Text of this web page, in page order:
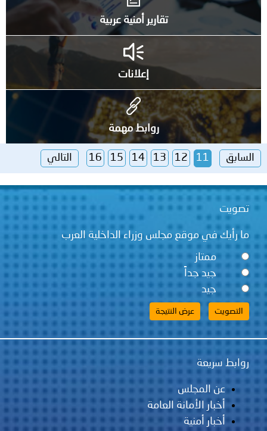
تقارير أمنية عربية
إعلانات
روابط مهمة
السابق 11
12
13
14
15
16 التالي
تصويت
ما رأيك في موقع مجلس وزراء الداخلية العرب
ممتاز
جيد جداً
جيد
روابط سريعة
عن المجلس
أخبار الأمانة العامة
أخبار أمنية